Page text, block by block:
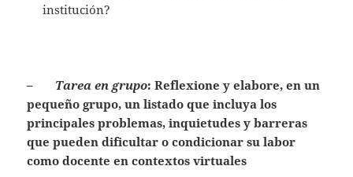
institución?
– Tarea en grupo: Reflexione y elabore, en un
pequeño grupo, un listado que incluya los
principales problemas, inquietudes y barreras
que pueden dificultar o condicionar su labor
como docente en contextos virtuales